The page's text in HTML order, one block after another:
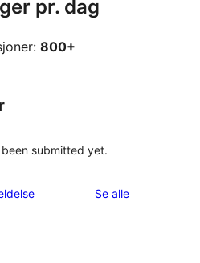
pr. dag
800+
submitted yet.
Se alleomtalene